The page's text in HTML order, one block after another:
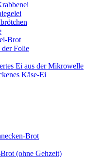
Brot
der Folie
Ei aus der Mikrowelle
Käse-Ei
Brot
(ohne Gehzeit)